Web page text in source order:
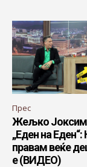
Прес
Жељко
„Еден на Еден“:
правам веќе
е (ВИДЕО)